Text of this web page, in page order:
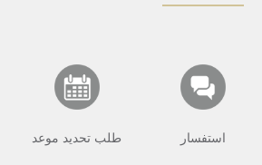
استفسار طلب تحديد موعد